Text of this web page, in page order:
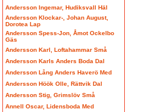
Andersson Ingemar, Hudiksvall Häl
Andersson Klockar-, Johan August,
Dorotea Lap
Andersson Spess-Jon, Åmot Ockelbo
Gäs
Andersson Karl, Loftahammar Små
Andersson Karls Anders Boda Dal
Andersson Lång Anders Haverö Med
Andersson Höök Olle, Rättvik Dal
Andersson Stig, Grimslöv Små
Annell Oscar, Lidensboda Med